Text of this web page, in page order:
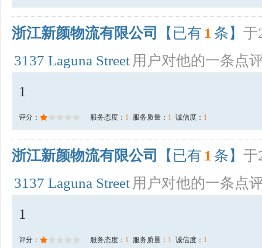
浙江新颜物流有限公司 【已有 1 条】 于
3137 Laguna Street 用户对他的一条点
1
评分： 服务态度： 1 服务质量： 1 诚信度： 1
浙江新颜物流有限公司 【已有 1 条】 于
3137 Laguna Street 用户对他的一条点
1
评分： 服务态度： 1 服务质量： 1 诚信度： 1